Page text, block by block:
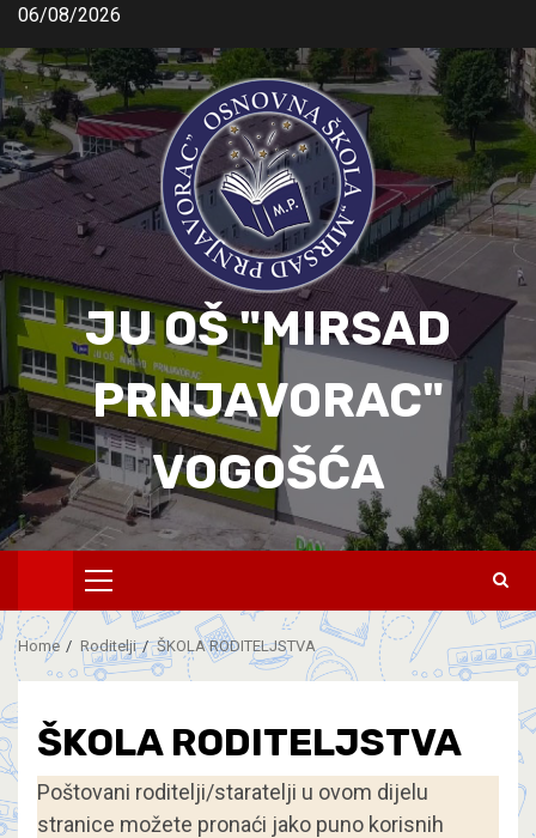
06/08/2026
JU OŠ "MIRSAD
PRNJAVORAC"
VOGOŠĆA
Home Roditelji ŠKOLA RODITELJSTVA
ŠKOLA RODITELJSTVA
Poštovani roditelji/staratelji u ovom dijelu
stranice možete pronaći jako puno korisnih